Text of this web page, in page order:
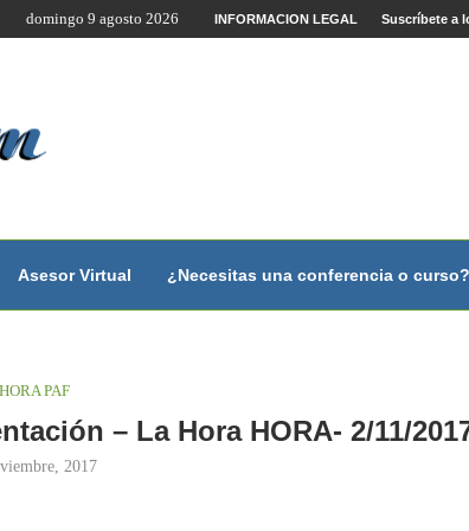
por Internet y Videoconferencia.
domingo 9 agosto 2026 INFORMACION LEGAL Suscríbete a
Asesor Virtual ¿Necesitas una conferencia o curso?
HORA PAF
– La Hora HORA- 2/11/
2017